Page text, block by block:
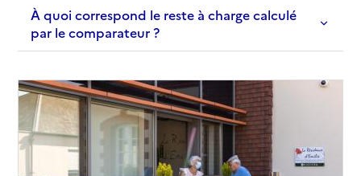
À quoi correspond le reste à charge calculé
par le comparateur ?